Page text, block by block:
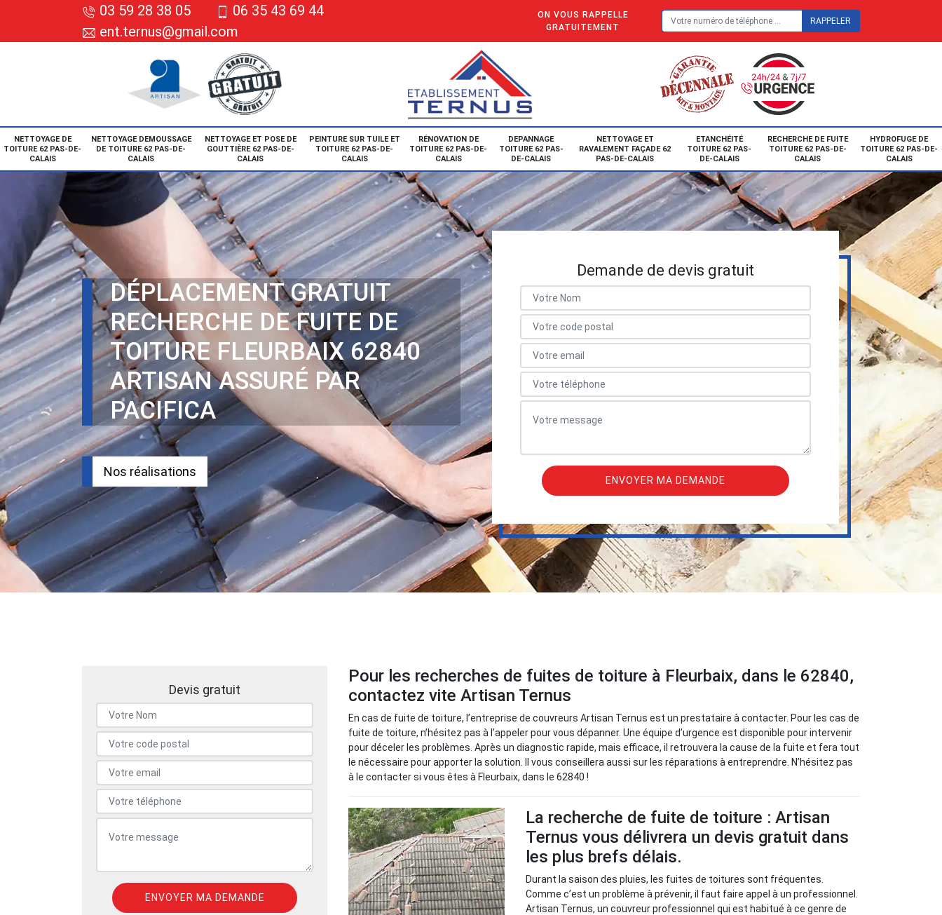
03 59 28 38 05
06 35 43 69 44
ent.ternus@gmail.com
ON VOUS RAPPELLE
GRATUITEMENT
NETTOYAGE DE
TOITURE 62 PAS-DE-
CALAIS
NETTOYAGE DEMOUSSAGE
DE TOITURE 62 PAS-DE-
CALAIS
NETTOYAGE ET POSE DE
GOUTTIÈRE 62 PAS-DE-
CALAIS
PEINTURE SUR TUILE ET
TOITURE 62 PAS-DE-
CALAIS
RÉNOVATION DE
TOITURE 62 PAS-DE-
CALAIS
DEPANNAGE
TOITURE 62 PAS-
DE-CALAIS
NETTOYAGE ET
RAVALEMENT FAÇADE 62
PAS-DE-CALAIS
ETANCHÉITÉ
TOITURE 62 PAS-
DE-CALAIS
RECHERCHE DE FUITE
TOITURE 62 PAS-DE-
CALAIS
HYDROFUGE DE
TOITURE 62 PAS-DE-
CALAIS
DÉPLACEMENT GRATUIT
RECHERCHE DE FUITE DE
TOITURE FLEURBAIX 62840
ARTISAN ASSURÉ PAR
PACIFICA
Nos réalisations
Demande de devis gratuit
Devis gratuit
Pour les recherches de fuites de toiture à Fleurbaix, dans le 62840,
contactez vite Artisan Ternus
En cas de fuite de toiture, l’entreprise de couvreurs Artisan Ternus est un prestataire à contacter. Pour les cas de
fuite de toiture, n’hésitez pas à l’appeler pour vous dépanner. Une équipe d’urgence est disponible pour intervenir
pour déceler les problèmes. Après un diagnostic rapide, mais efficace, il retrouvera la cause de la fuite et fera tout
le nécessaire pour apporter la solution. Il vous conseillera aussi sur les réparations à entreprendre. N’hésitez pas
à le contacter si vous êtes à Fleurbaix, dans le 62840 !
La recherche de fuite de toiture : Artisan
Ternus vous délivrera un devis gratuit dans
les plus brefs délais.
Durant la saison des pluies, les fuites de toitures sont fréquentes.
Comme c’est un problème à prévenir, il faut faire appel à un professionnel.
Artisan Ternus, un couvreur professionnel qui est habitué à ce genre de